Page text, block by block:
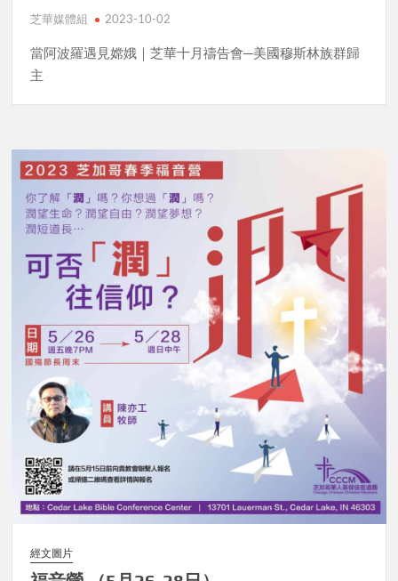
芝華媒體組 2023-10-02
當阿波羅遇見嫦娥｜芝華十月禱告會─美國穆斯林族群歸
主
經文圖片